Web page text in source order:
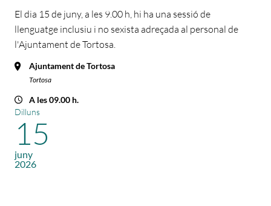
El dia 15 de juny, a les 9.00 h, hi ha una sessió de
llenguatge inclusiu i no sexista adreçada al personal de
l'Ajuntament de Tortosa.
Ajuntament de Tortosa
Tortosa
A les 09.00 h.
Dilluns
15
juny
2026